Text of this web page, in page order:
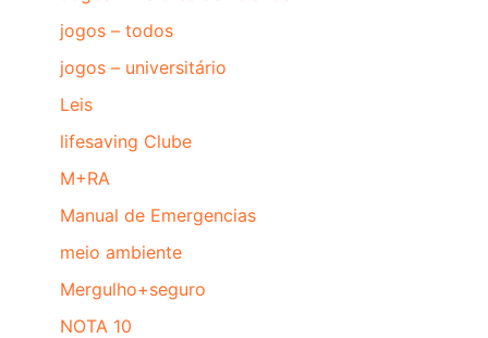
jogos – todos
jogos – universitário
Leis
lifesaving Clube
M+RA
Manual de Emergencias
meio ambiente
Mergulho+seguro
NOTA 10